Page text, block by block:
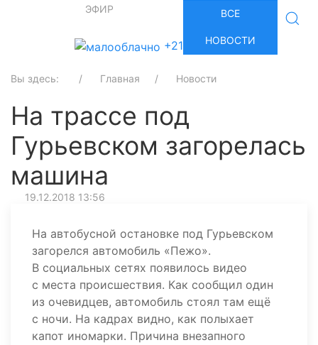
ЭФИР
+21
ВСЕ
НОВОСТИ
Вы здесь: Главная Новости
На трассе под
Гурьевском загорелась
машина
19.12.2018 13:56
На автобусной остановке под Гурьевском
загорелся автомобиль «Пежо».
В социальных сетях появилось видео
с места происшествия. Как сообщил один
из очевидцев, автомобиль стоял там ещё
с ночи. На кадрах видно, как полыхает
капот иномарки. Причина внезапного